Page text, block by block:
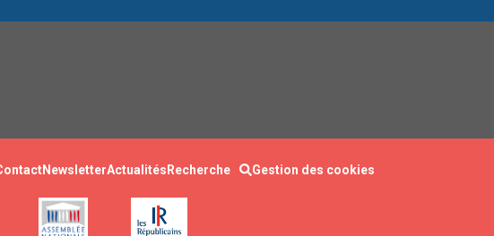
NewsletterActualités Recherche Gestion des cookies